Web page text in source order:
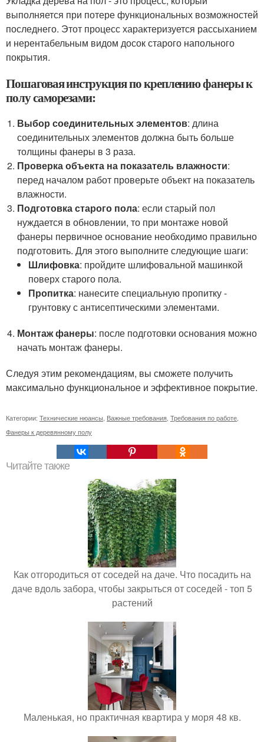
выполняется при потере функциональных возможностей
последнего. Этот процесс характеризуется рассыханием
и нерентабельным видом досок старого напольного
покрытия.
Пошаговая инструкция по креплению фанеры к
полу саморезами:
Выбор соединительных элементов: длина
соединительных элементов должна быть больше
толщины фанеры в 3 раза.
Проверка объекта на показатель влажности:
перед началом работ проверьте объект на показатель
влажности.
Подготовка старого пола: если старый пол
нуждается в обновлении, то при монтаже новой
фанеры первичное основание необходимо правильно
подготовить. Для этого выполните следующие шаги:
Шлифовка: пройдите шлифовальной машинкой
поверх старого пола.
Пропитка: нанесите специальную пропитку -
грунтовку с антисептическими элементами.
Монтаж фанеры: после подготовки основания можно
начать монтаж фанеры.
Следуя этим рекомендациям, вы сможете получить
максимально функциональное и эффективное покрытие.
Категории: Технические нюансы Важные требования Требования по работе
Фанеры к деревянному полу
Читайте также
Как отгородиться от соседей на даче. Что посадить на
даче вдоль забора, чтобы закрыться от соседей - топ 5
растений
Маленькая, но практичная квартира у моря 48 кв.